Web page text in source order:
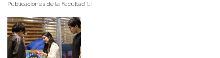
Publicaciones de la Facultad […]